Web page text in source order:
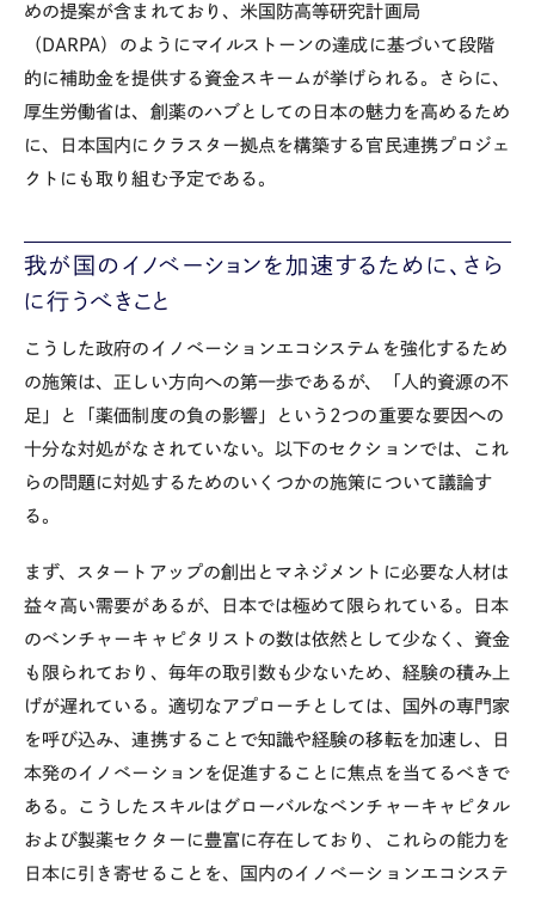
めの提案が含まれており、米国防高等研究計画局
（DARPA）のようにマイルストーンの達成に基づいて段階
的に補助金を提供する資金スキームが挙げられる。さらに、
厚生労働省は、創薬のハブとしての日本の魅力を高めるため
に、日本国内にクラスター拠点を構築する官民連携プロジェ
クトにも取り組む予定である。
我が国のイノベーションを加速するために、さら
に行うべきこと
こうした政府のイノベーションエコシステムを強化するため
の施策は、正しい方向への第一歩であるが、「人的資源の不
足」と「薬価制度の負の影響」という2つの重要な要因への
十分な対処がなされていない。以下のセクションでは、これ
らの問題に対処するためのいくつかの施策について議論す
る。
まず、スタートアップの創出とマネジメントに必要な人材は
益々高い需要があるが、日本では極めて限られている。日本
のベンチャーキャピタリストの数は依然として少なく、資金
も限られており、毎年の取引数も少ないため、経験の積み上
げが遅れている。適切なアプローチとしては、国外の専門家
を呼び込み、連携することで知識や経験の移転を加速し、日
本発のイノベーションを促進することに焦点を当てるべきで
ある。こうしたスキルはグローバルなベンチャーキャピタル
および製薬セクターに豊富に存在しており、これらの能力を
日本に引き寄せることを、国内のイノベーションエコシステ